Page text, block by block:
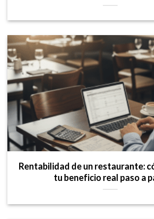
Rentabilidad de un restaurante:
tu beneficio real paso a